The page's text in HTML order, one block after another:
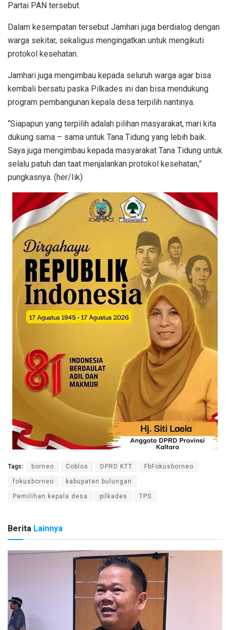
Partai PAN tersebut.
Dalam kesempatan tersebut Jamhari juga berdialog dengan
warga sekitar, sekaligus mengingatkan untuk mengikuti
protokol kesehatan.
Jamhari juga mengimbau kepada seluruh warga agar bisa
kembali bersatu paska Pilkades ini dan bisa mendukung
program pembangunan kepala desa terpilih nantinya.
“Siapapun yang terpilih adalah pilihan masyarakat, mari kita
dukung sama – sama untuk Tana Tidung yang lebih baik.
Saya juga mengimbau kepada masyarakat Tana Tidung untuk
selalu patuh dan taat menjalankan protokol kesehatan,”
pungkasnya. (her/Iik)
Tags: borneo Coblos DPRD KTT FbFokusborneo
fokusborneo kabupaten bulungan
Pemilihan kepala desa pilkades TPS
Berita Lainnya